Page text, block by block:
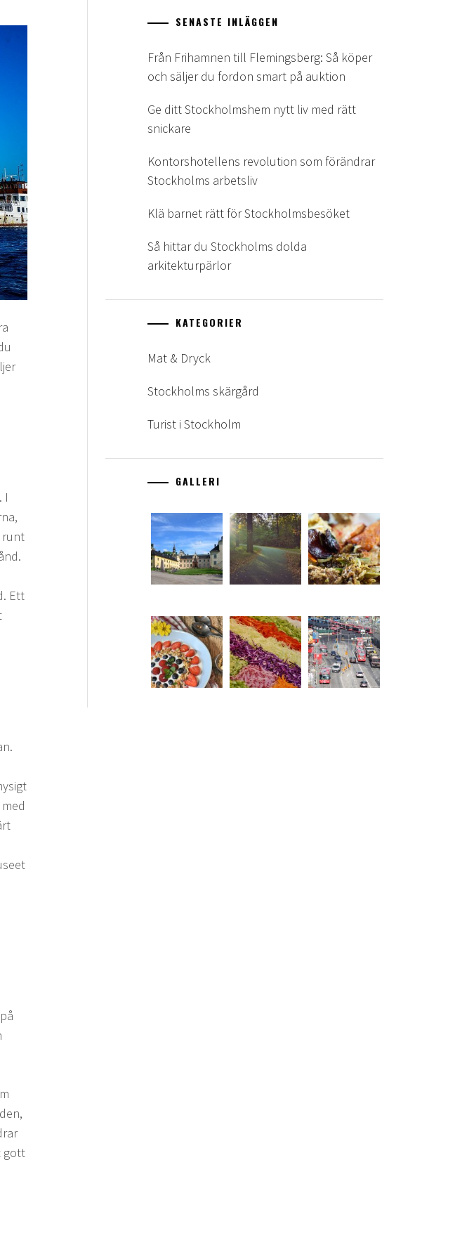
I
runt
Ett
gott
SENASTE INLÄGGEN
Från Frihamnen till Flemingsberg: Så köper
och säljer du fordon smart på auktion
Ge ditt Stockholmshem nytt liv med rätt
snickare
Kontorshotellens revolution som förändrar
Stockholms arbetsliv
Klä barnet rätt för Stockholmsbesöket
Så hittar du Stockholms dolda
arkitekturpärlor
KATEGORIER
Mat & Dryck
Stockholms skärgård
Turist i Stockholm
GALLERI